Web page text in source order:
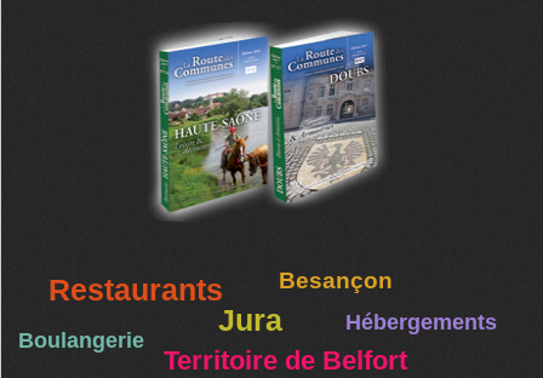
Restaurants Besançon
Jura Hébergements
Boulangerie
Territoire de Belfort